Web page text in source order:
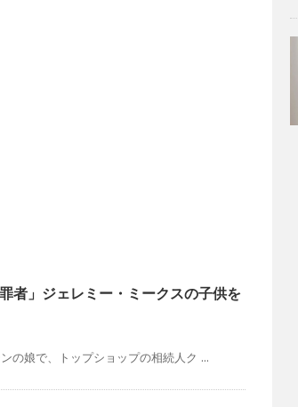
者」ジェレミー・ミークスの子供を
の娘で、トップショップの相続人ク ...